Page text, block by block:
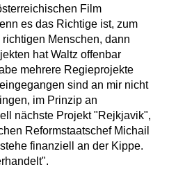
Film
es das Richtige ist, zum
Menschen, dann
hat Waltz offenbar
mehrere Regieprojekte
sind an mir nicht
im Prinzip an
nächste Projekt "Rejkjavik",
Reformstaatschef Michail
finanziell an der Kippe.